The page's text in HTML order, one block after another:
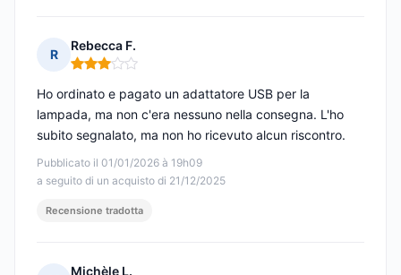
R
Rebecca F.
Nota: 3 su 5
Pubblicato il 01/01/2026 à 19h09
a seguito di un acquisto di 21/12/2025
Ho ordinato e pagato un adattatore USB per la
lampada, ma non c'era nessuno nella consegna. L'ho
subito segnalato, ma non ho ricevuto alcun riscontro.
Recensione tradotta
Michèle L.